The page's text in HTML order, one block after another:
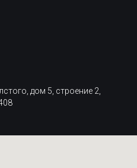
дом 5, строение 2,